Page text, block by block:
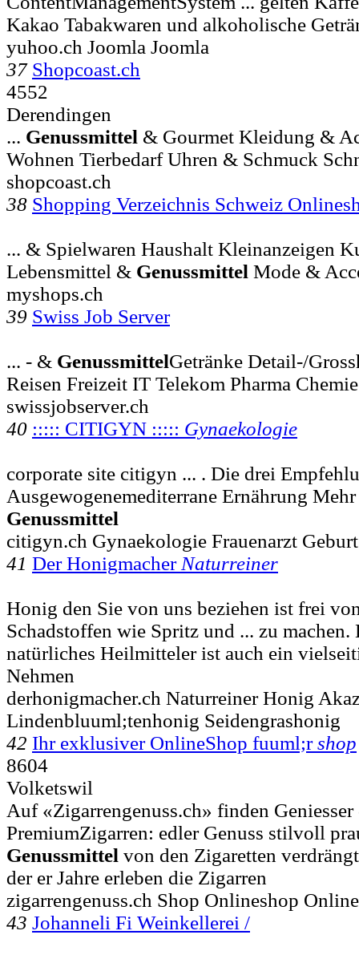
Kakao Tabakwaren und alkoholische
yuhoo.ch Joomla Joomla
37 Shopcoast.ch
4552
Derendingen
... Genussmittel & Gourmet Kleidung &
Wohnen Tierbedarf Uhren & Schmuck
shopcoast.ch
38 Shopping Verzeichnis Schweiz
... & Spielwaren Haushalt Kleinanzeigen
Lebensmittel & Genussmittel Mode &
myshops.ch
39 Swiss Job Server
... - & GenussmittelGetränke Detail-/
Reisen Freizeit IT Telekom Pharma Chemie
swissjobserver.ch
40 ::::: CITIGYN ::::: Gynaekologie
corporate site citigyn ... . Die drei
Ausgewogenemediterrane Ernährung
Genussmittel
citigyn.ch Gynaekologie Frauenarzt
41 Der Honigmacher Naturreiner
Honig den Sie von uns beziehen ist frei
Schadstoffen wie Spritz und ... zu
natürliches Heilmitteler ist auch ein
Nehmen
derhonigmacher.ch Naturreiner Honig
Lindenbluuml;tenhonig Seidengrashonig
42 Ihr exklusiver OnlineShop fuuml;rshop
8604
Volketswil
Auf «Zigarrengenuss.ch» finden Geniesser
PremiumZigarren: edler Genuss stilvoll
Genussmittel von den Zigaretten
der er Jahre erleben die Zigarren
zigarrengenuss.ch Shop Onlineshop
43 Johanneli Fi Weinkellerei /